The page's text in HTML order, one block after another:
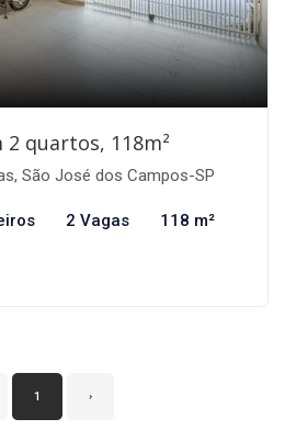
2 quartos, 118m²
São José dos Campos-SP
2 Vagas 118 m²
1 ›